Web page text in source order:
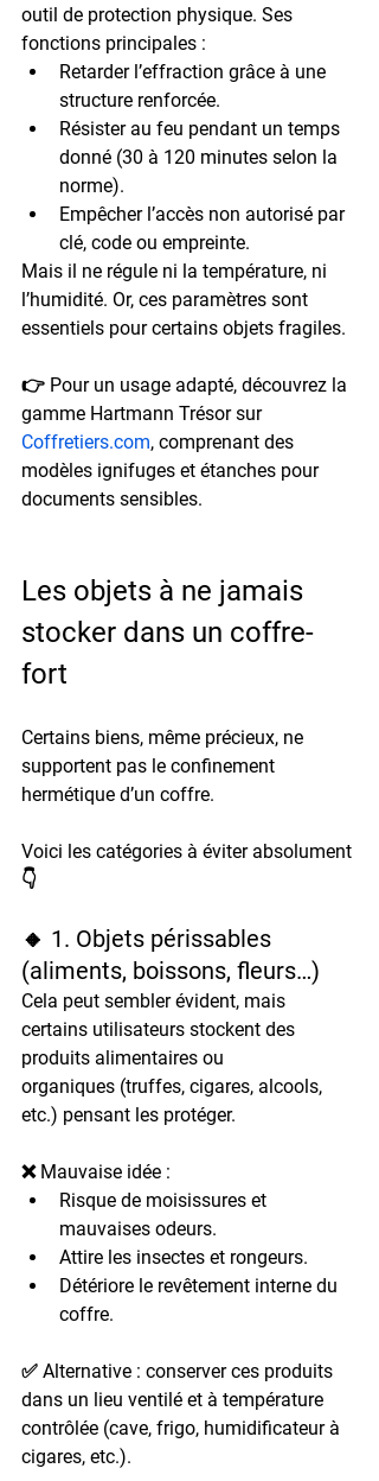
outil de protection physique. Ses
fonctions principales :
Retarder l’effraction grâce à une
structure renforcée.
Résister au feu pendant un temps
donné (30 à 120 minutes selon la
norme).
Empêcher l’accès non autorisé par
clé, code ou empreinte.
Mais il ne régule ni la température, ni
l’humidité. Or, ces paramètres sont
essentiels pour certains objets fragiles.
👉 Pour un usage adapté, découvrez la
gamme Hartmann Trésor sur
Coffretiers.com, comprenant des
modèles ignifuges et étanches pour
documents sensibles.
Les objets à ne jamais
stocker dans un coffre-
fort
Certains biens, même précieux, ne
supportent pas le confinement
hermétique d’un coffre.
Voici les catégories à éviter absolument
👇
🔸 1. Objets périssables
(aliments, boissons, fleurs…)
Cela peut sembler évident, mais
certains utilisateurs stockent des
produits alimentaires ou
organiques (truffes, cigares, alcools,
etc.) pensant les protéger.
❌ Mauvaise idée :
Risque de moisissures et
mauvaises odeurs.
Attire les insectes et rongeurs.
Détériore le revêtement interne du
coffre.
✅ Alternative : conserver ces produits
dans un lieu ventilé et à température
contrôlée (cave, frigo, humidificateur à
cigares, etc.).